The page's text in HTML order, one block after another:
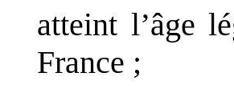
atteint l’âge
France ;